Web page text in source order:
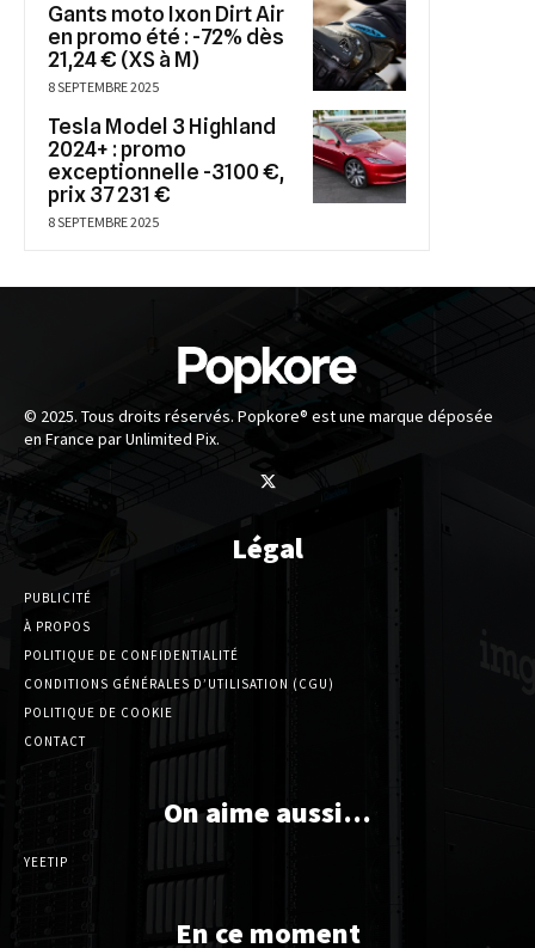
Gants moto Ixon Dirt Air
en promo été : -72% dès
21,24 € (XS à M)
8 SEPTEMBRE 2025
Tesla Model 3 Highland
2024+ : promo
exceptionnelle -3100 €,
prix 37 231 €
8 SEPTEMBRE 2025
© 2025. Tous droits réservés. Popkore® est une marque déposée
en France par Unlimited Pix.
Légal
PUBLICITÉ
À PROPOS
POLITIQUE DE CONFIDENTIALITÉ
CONDITIONS GÉNÉRALES D’UTILISATION (CGU)
POLITIQUE DE COOKIE
CONTACT
On aime aussi…
YEETIP
En ce moment